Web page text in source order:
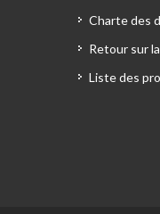
Charte des
Retour sur
Liste des